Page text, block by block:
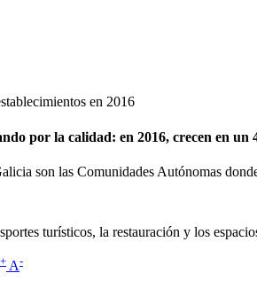
en 2016
por la calidad: en 2016, crecen en
son las Comunidades Autónomas
turísticos, la restauración y los
+ A-